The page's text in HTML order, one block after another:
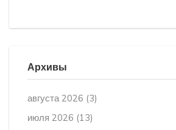
Архивы
августа 2026 (3)
июля 2026 (13)